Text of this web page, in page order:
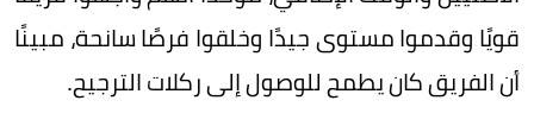
قويًا وقدموا مستوى جيدًا وخلقوا فرصًا سانحة، مبينًا
أن الفريق كان يطمح للوصول إلى ركلات الترجيح.